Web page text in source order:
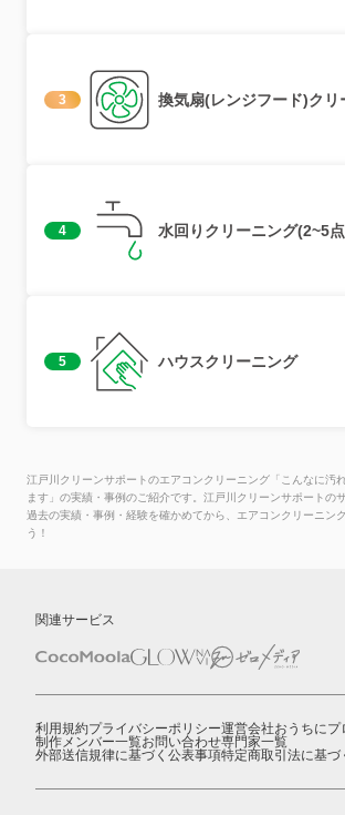
3 換気扇(レンジフード)クリ
4 水回りクリーニング(2~5
5 ハウスクリーニング
江戸川クリーンサポートのエアコンクリーニング「こんなに汚
ます」の実績・事例のご紹介です。江戸川クリーンサポートの
過去の実績・事例・経験を確かめてから、エアコンクリーニン
う！
関連サービス
利用規約プライバシーポリシー運営会社おうちにプ
制作メンバー一覧お問い合わせ専門家一覧
外部送信規律に基づく公表事項特定商取引法に基づ